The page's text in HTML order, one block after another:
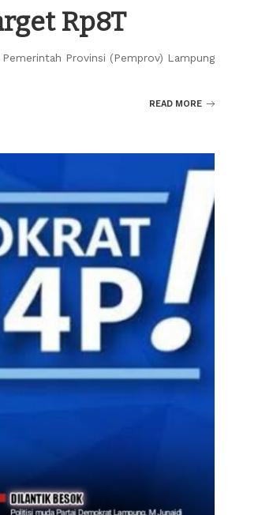
Rp8T
Provinsi (Pemprov) Lampung
READ MORE